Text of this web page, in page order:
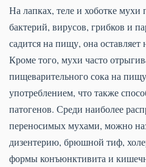
На лапках, теле и хоботке
бактерий, вирусов, грибков и
садится на пищу, она
Кроме того, мухи часто
пищеварительного сока на
употреблением, что также
патогенов. Среди наиболее
переносимых мухами, можно
дизентерию, брюшной тиф,
формы конъюнктивита и